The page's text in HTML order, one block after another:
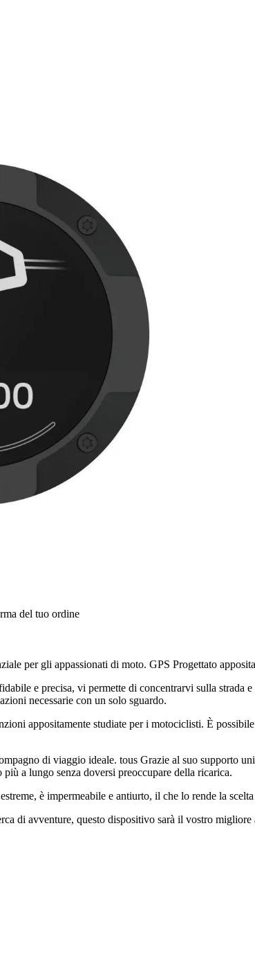
del tuo ordine
per gli appassionati di moto. GPS Progettato
e precisa, vi permette di concentrarvi sulla
necessarie con un solo sguardo.
appositamente studiate per i motociclisti. È
di viaggio ideale. tous Grazie al suo supporto
a lungo senza doversi preoccupare della ricarica.
è impermeabile e antiurto, il che lo rende la
di avventure, questo dispositivo sarà il vostro